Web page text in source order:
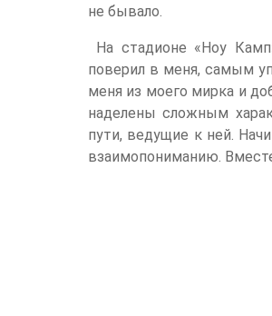
не бывало.
На стадионе «Ноу
поверил в меня, самым
меня из моего мирка и
наделены сложным
пути, ведущие к ней.
взаимопониманию.